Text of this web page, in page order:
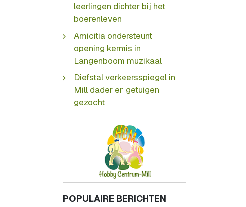
leerlingen dichter bij het
boerenleven
Amicitia ondersteunt
opening kermis in
Langenboom muzikaal
Diefstal verkeersspiegel in
Mill dader en getuigen
gezocht
POPULAIRE BERICHTEN